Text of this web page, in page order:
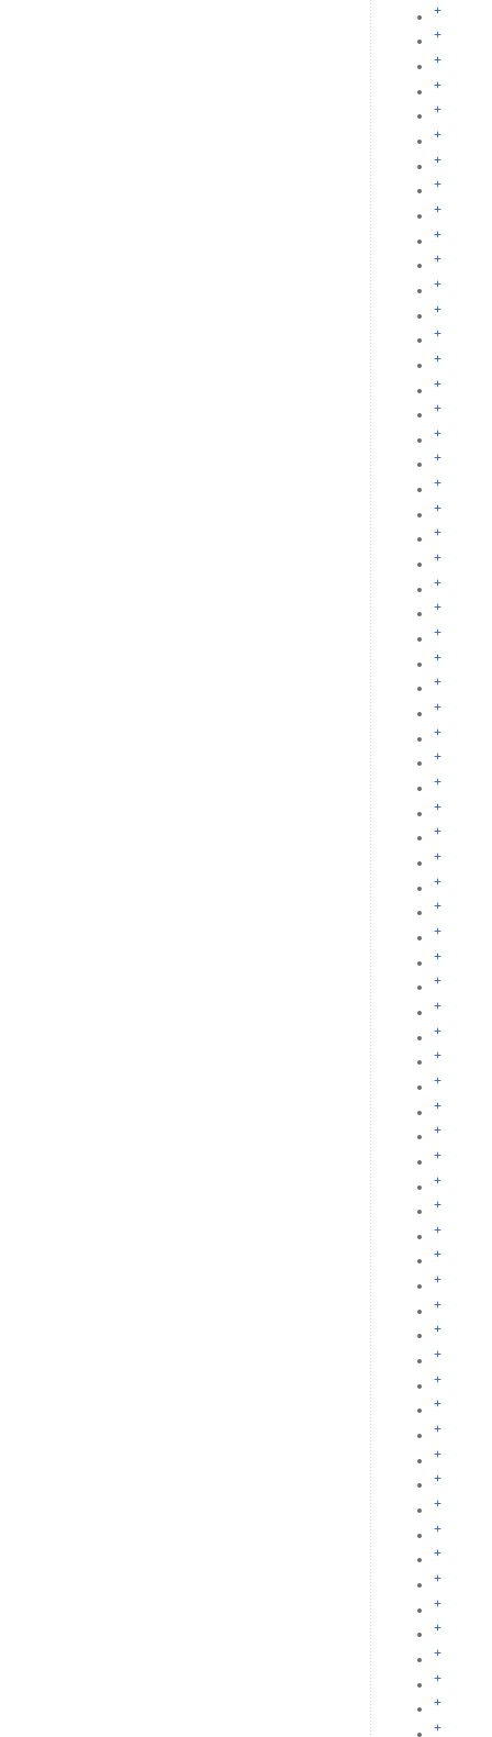
+
+
+
+
+
+
+
+
+
+
+
+
+
+
+
+
+
+
+
+
+
+
+
+
+
+
+
+
+
+
+
+
+
+
+
+
+
+
+
+
+
+
+
+
+
+
+
+
+
+
+
+
+
+
+
+
+
+
+
+
+
+
+
+
+
+
+
+
+
+